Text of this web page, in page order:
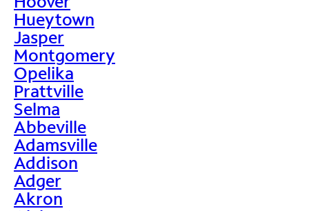
Hueytown
Jasper
Montgomery
Opelika
Prattville
Selma
Abbeville
Adamsville
Addison
Adger
Akron